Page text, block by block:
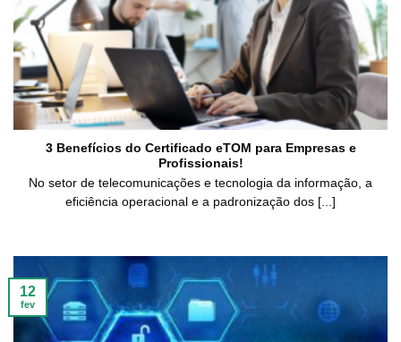
3 Benefícios do Certificado eTOM para Empresas e
Profissionais!
No setor de telecomunicações e tecnologia da informação, a
eficiência operacional e a padronização dos [...]
12
fev